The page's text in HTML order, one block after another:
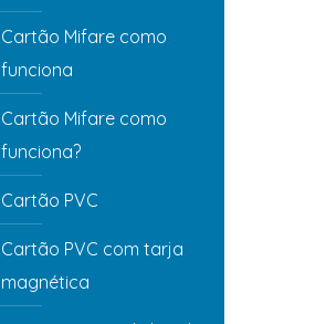
Cartão Mifare como
funciona
Cartão Mifare como
funciona?
Cartão PVC
Cartão PVC com tarja
magnética